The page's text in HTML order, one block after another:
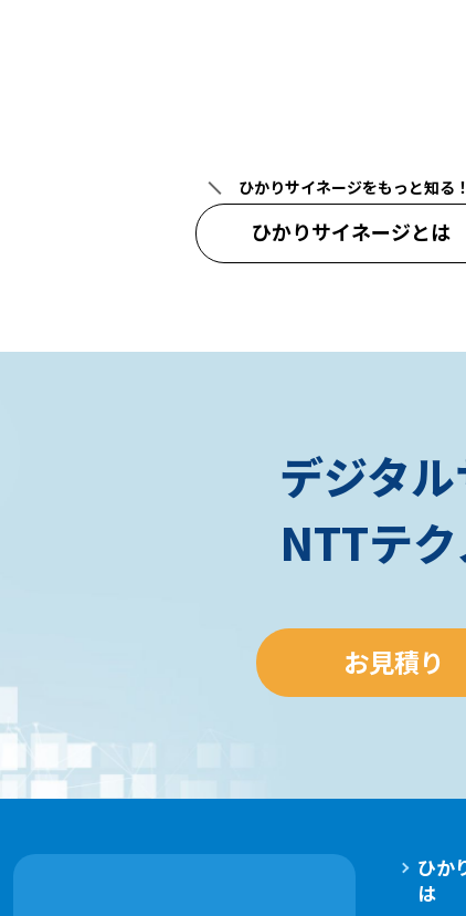
ひかりサイネージをもっと知る！
ひかりサイネージとは
デジタ
NTTテ
お見積り
ひか
は